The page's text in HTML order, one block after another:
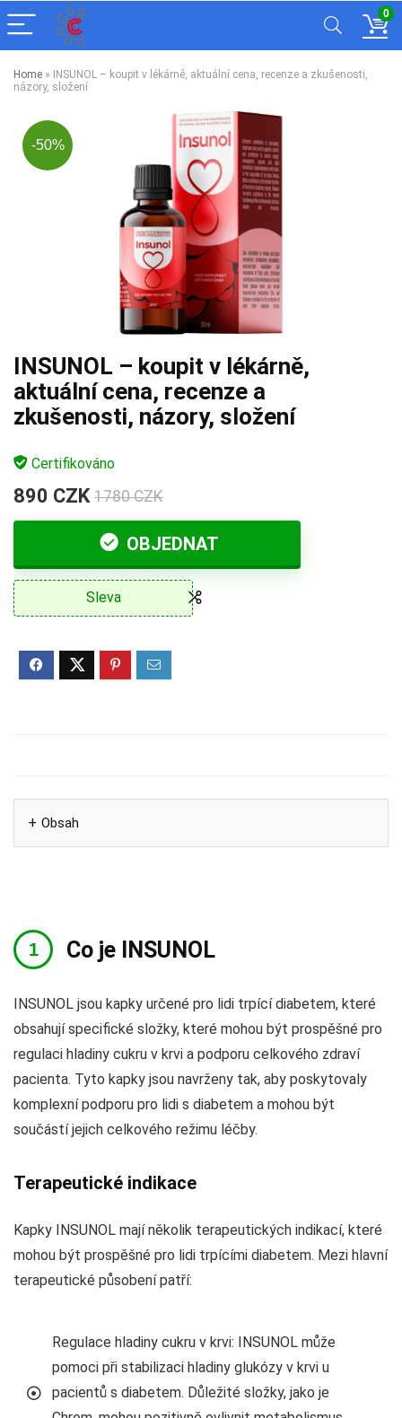
0
Home »
INSUNOL – koupit v lékárně, aktuální cena, recenze a zkušenosti,
názory, složení
-50%
INSUNOL – koupit v lékárně,
aktuální cena, recenze a
zkušenosti, názory, složení
Certifikováno
890 CZK 1780 CZK
OBJEDNAT
Sleva
Obsah
Co je INSUNOL
INSUNOL jsou kapky určené pro lidi trpící diabetem, které
obsahují specifické složky, které mohou být prospěšné pro
regulaci hladiny cukru v krvi a podporu celkového zdraví
pacienta. Tyto kapky jsou navrženy tak, aby poskytovaly
komplexní podporu pro lidi s diabetem a mohou být
součástí jejich celkového režimu léčby.
Terapeutické indikace
Kapky INSUNOL mají několik terapeutických indikací, které
mohou být prospěšné pro lidi trpícími diabetem. Mezi hlavní
terapeutické působení patří:
Regulace hladiny cukru v krvi: INSUNOL může
pomoci při stabilizaci hladiny glukózy v krvi u
pacientů s diabetem. Důležité složky, jako je